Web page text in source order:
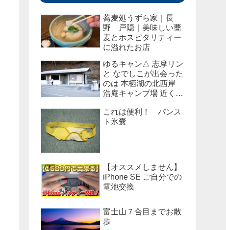
蕎麦処うずら家｜長
野 戸隠｜美味しい蕎
麦とホスピタリティー
に溢れたお店
ゆるキャン△ 志摩リン
と なでしこが出会った
のは 本栖湖の北西岸
浩庵キャンプ場 近くの
った！
これは便利！ パンス
ト氷嚢
【オススメしません】
iPhone SE ご自分での
電池交換
富士山７合目までお散
歩